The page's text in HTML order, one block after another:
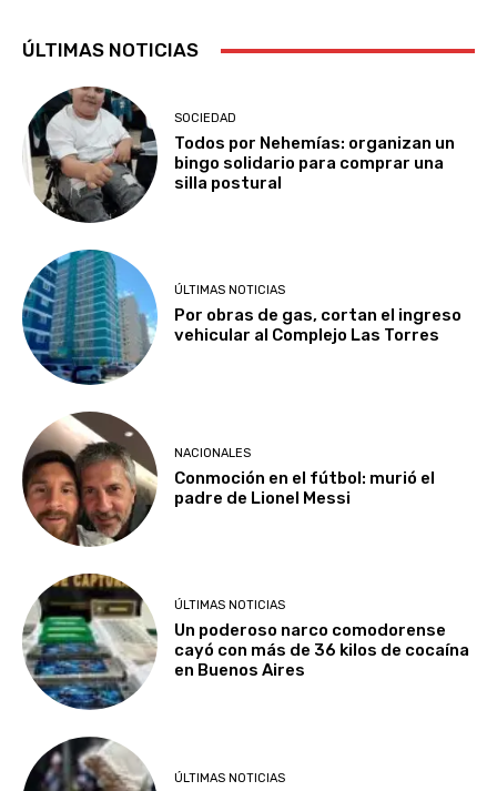
ÚLTIMAS NOTICIAS
SOCIEDAD
Todos por Nehemías: organizan un
bingo solidario para comprar una
silla postural
ÚLTIMAS NOTICIAS
Por obras de gas, cortan el ingreso
vehicular al Complejo Las Torres
NACIONALES
Conmoción en el fútbol: murió el
padre de Lionel Messi
ÚLTIMAS NOTICIAS
Un poderoso narco comodorense
cayó con más de 36 kilos de cocaína
en Buenos Aires
ÚLTIMAS NOTICIAS